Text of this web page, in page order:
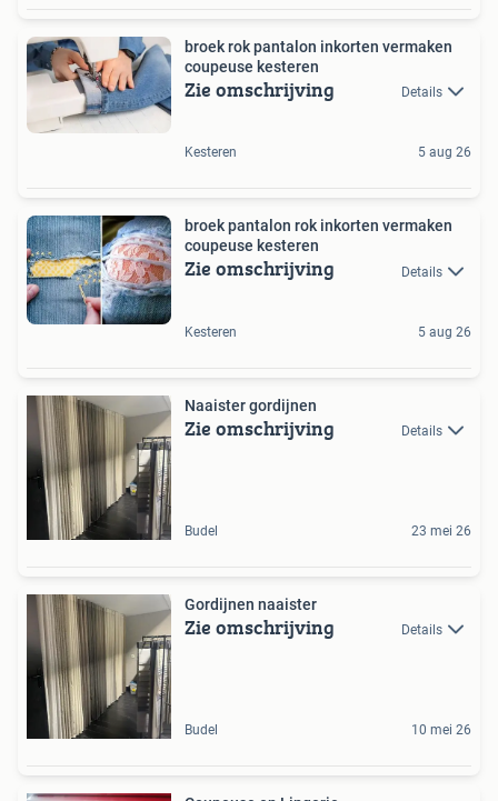
broek rok pantalon inkorten vermaken
coupeuse kesteren
Zie omschrijving Details
Kesteren 5 aug 26
broek pantalon rok inkorten vermaken
coupeuse kesteren
Zie omschrijving Details
Kesteren 5 aug 26
Naaister gordijnen
Zie omschrijving Details
Budel 23 mei 26
Gordijnen naaister
Zie omschrijving Details
Budel 10 mei 26